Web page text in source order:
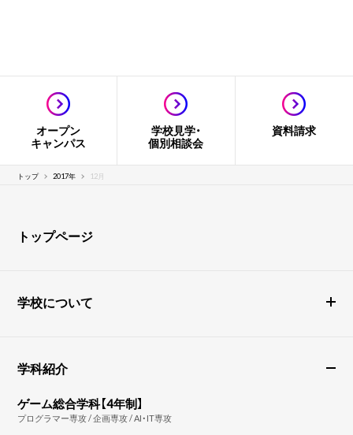
オープン
キャンパス
学校見学・
個別相談会
資料請求
トップ 2017年 12月
トップページ
学校について
学科紹介
ゲーム総合学科【4年制】
プログラマー専攻 / 企画専攻 / AI・IT専攻